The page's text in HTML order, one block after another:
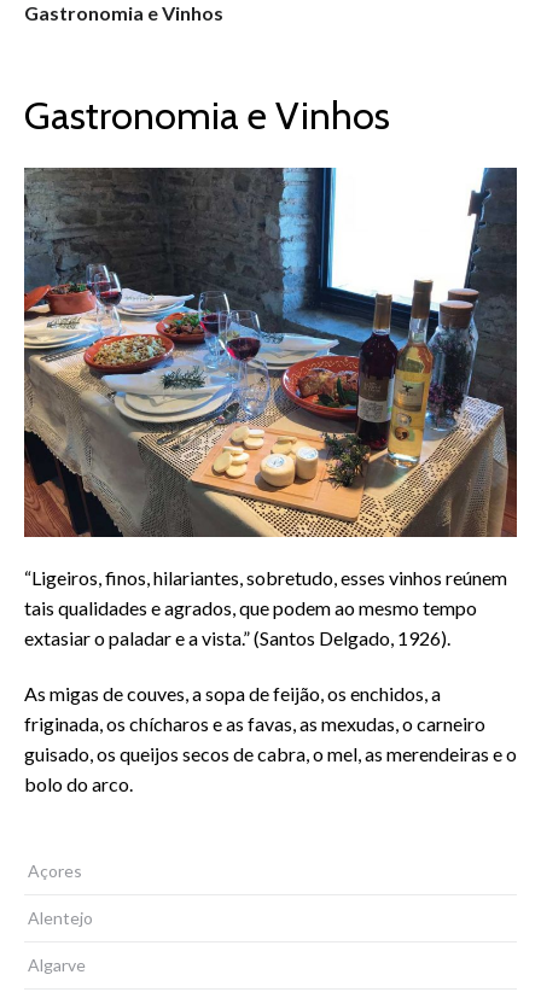
Gastronomia e Vinhos
Gastronomia e Vinhos
“Ligeiros, finos, hilariantes, sobretudo, esses vinhos reúnem
tais qualidades e agrados, que podem ao mesmo tempo
extasiar o paladar e a vista.” (Santos Delgado, 1926).
As migas de couves, a sopa de feijão, os enchidos, a
friginada, os chícharos e as favas, as mexudas, o carneiro
guisado, os queijos secos de cabra, o mel, as merendeiras e o
bolo do arco.
Açores
Alentejo
Algarve